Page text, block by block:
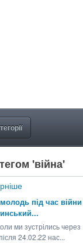
'війна'
під час
ми зустрілись через
24.02.22 нас...